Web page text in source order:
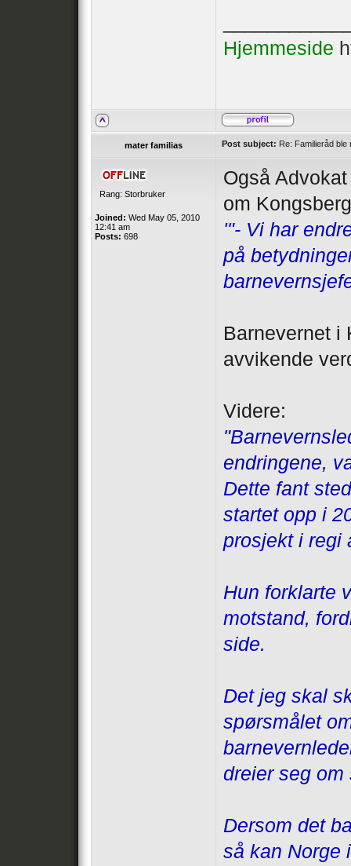
Hjemmeside
mater familias Post subject: Re: Familieråd
Rang: Storbruker
Joined: Wed May 05, 2010
12:41 am
Posts: 698
Også
om
'"- Vi har
på
Barnevernet i
avvikende
Videre:
endringene,
Dette fant
startet opp i
prosjekt i regi
Hun forklarte
motstand,
side.
Det jeg skal
spørsmålet
dreier seg om
Dersom det
så kan Norge